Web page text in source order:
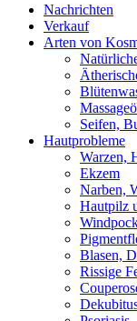
Nachrichten
Verkauf
Arten von
Seifen,
Hautprobleme
Warzen,
Ekzem
Narben,
Hautpilz
Blasen,
Rissige